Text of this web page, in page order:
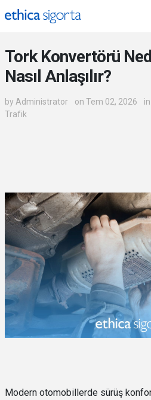
Tork Konvertörü
Nasıl Anlaşılır?
by Administrator on Tem 02, 2026 in
Trafik
Modern otomobillerde sürüş